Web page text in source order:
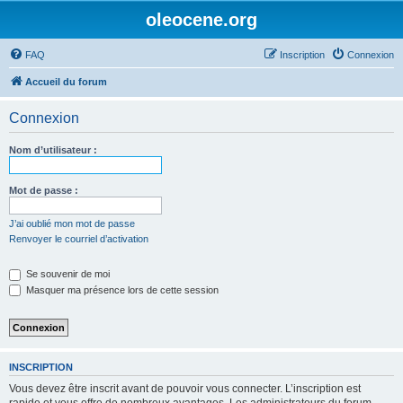
oleocene.org
FAQ Connexion
Inscription
Accueil du forum
Connexion
Nom d’utilisateur :
Mot de passe :
J’ai oublié mon mot de passe
Renvoyer le courriel d’activation
Se souvenir de moi
Masquer ma présence lors de cette session
INSCRIPTION
Vous devez être inscrit avant de pouvoir vous connecter. L’inscription est